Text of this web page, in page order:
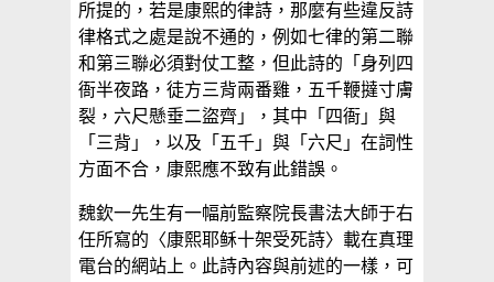
所提的，若是康熙的律詩，那麼有些違反詩
律格式之處是說不通的，例如七律的第二聯
和第三聯必須對仗工整，但此詩的「身列四
衙半夜路，徒方三背兩番雞，五千鞭撻寸膚
裂，六尺懸垂二盜齊」，其中「四衙」與
「三背」，以及「五千」與「六尺」在詞性
方面不合，康熙應不致有此錯誤。
魏欽一先生有一幅前監察院長書法大師于右
任所寫的〈康熙耶稣十架受死詩〉載在真理
電台的網站上。此詩內容與前述的一樣，可